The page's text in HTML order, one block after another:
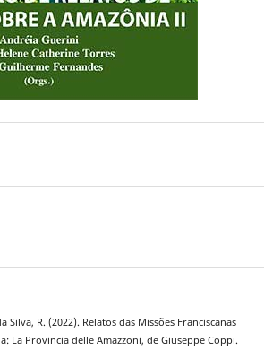
Silva, R. (2022). Relatos das Missões Franciscanas
La Provincia delle Amazzoni, de Giuseppe Coppi.